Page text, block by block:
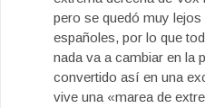
pero se quedó muy
españoles, por lo que
nada va a cambiar en la
convertido así en una
vive una «marea de